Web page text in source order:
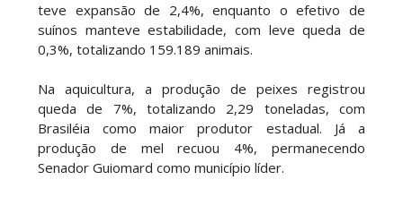
teve expansão de 2,4%, enquanto o efetivo de
suínos manteve estabilidade, com leve queda de
0,3%, totalizando 159.189 animais.
Na aquicultura, a produção de peixes registrou
queda de 7%, totalizando 2,29 toneladas, com
Brasiléia como maior produtor estadual. Já a
produção de mel recuou 4%, permanecendo
Senador Guiomard como município líder.